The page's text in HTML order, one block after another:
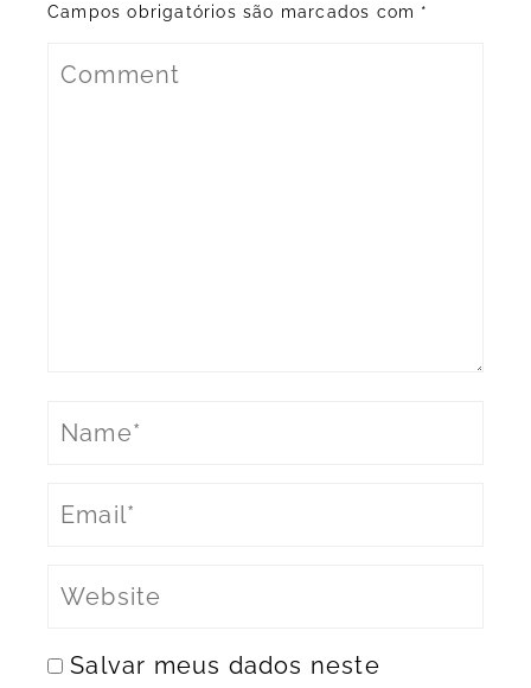
Campos obrigatórios são marcados com *
Salvar meus dados neste